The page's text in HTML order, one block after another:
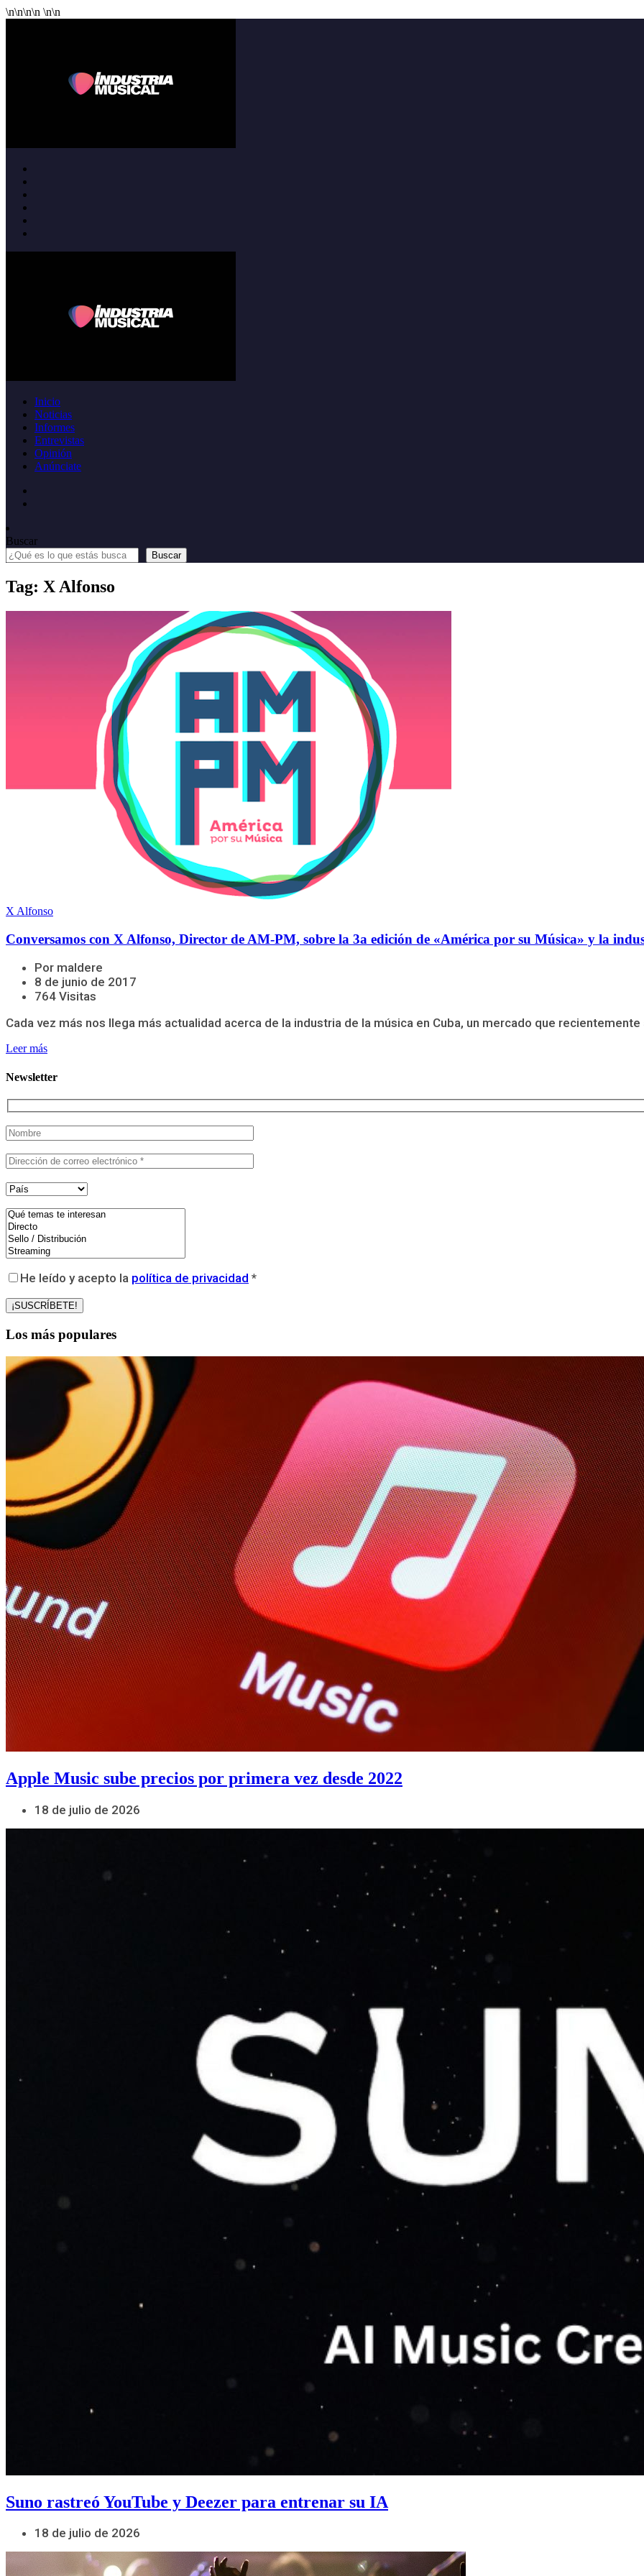
\n\n\n\n \n\n
Inicio
Noticias
Informes
Entrevistas
Opinión
Anúnciate
Buscar
Buscar
Tag: X Alfonso
X Alfonso
Conversamos con X Alfonso, Director de AM-PM, sobre la 3a edición de «América por su Música» y la
Por maldere
8 de junio de 2017
764 Visitas
Cada vez más nos llega más actualidad acerca de la industria de la música en Cuba, un mercado que
Leer más
Newsletter
He leído y acepto la política de privacidad *
Los más populares
Apple Music sube precios por primera vez desde 2022
18 de julio de 2026
Suno rastreó YouTube y Deezer para entrenar su IA
18 de julio de 2026